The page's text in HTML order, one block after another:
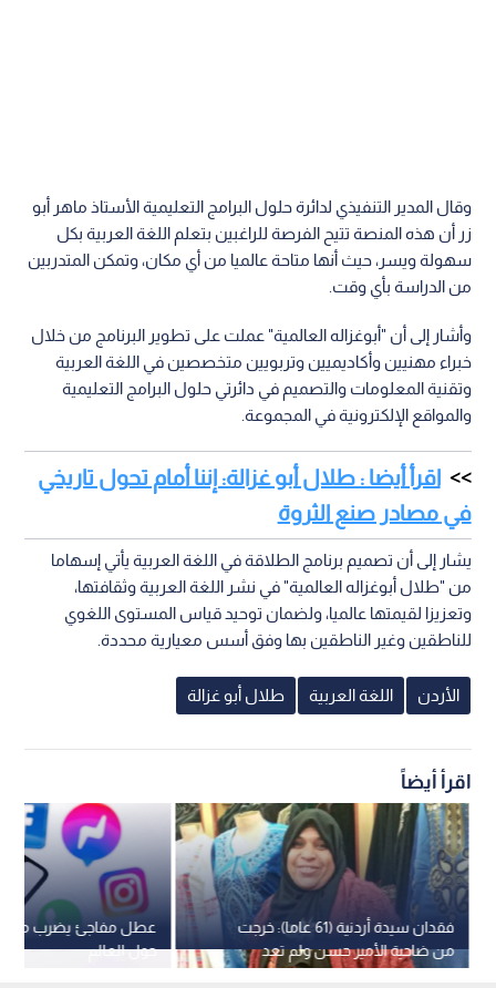
وقال المدير التنفيذي لدائرة حلول البرامج التعليمية الأستاذ ماهر أبو
زر أن هذه المنصة تتيح الفرصة للراغبين بتعلم اللغة العربية بكل
سهولة ويسر، حيث أنها متاحة عالميا من أي مكان، وتمكن المتدربين
من الدراسة بأي وقت.
وأشار إلى أن "أبوغزاله العالمية" عملت على تطوير البرنامج من خلال
خبراء مهنيين وأكاديميين وتربويين متخصصين في اللغة العربية
وتقنية المعلومات والتصميم في دائرتي حلول البرامج التعليمية
والمواقع الإلكترونية في المجموعة.
اقرأ أيضا : طلال أبو غزالة: إننا أمام تحول تاريخي
في مصادر صنع الثروة
يشار إلى أن تصميم برنامج الطلاقة في اللغة العربية يأتي إسهاما
من "طلال أبوغزاله العالمية" في نشر اللغة العربية وثقافتها،
وتعزيزا لقيمتها عالميا، ولضمان توحيد قياس المستوى اللغوي
للناطقين وغير الناطقين بها وفق أسس معيارية محددة.
الأردن اللغة العربية طلال أبو غزالة
اقرأ أيضاً
عطل مفاجئ يضرب
حول العالم
فقدان سيدة أردنية (61 عاما): خرجت
من ضاحية الأمير حسن ولم تعد